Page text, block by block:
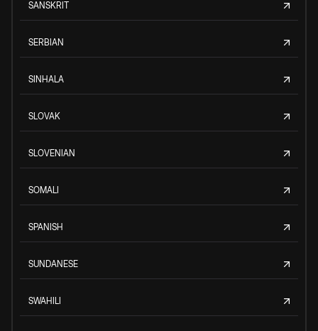
SANSKRIT
SERBIAN
SINHALA
SLOVAK
SLOVENIAN
SOMALI
SPANISH
SUNDANESE
SWAHILI